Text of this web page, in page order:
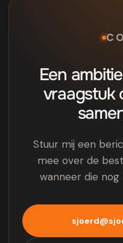
Een
vraagstuk
Stuur mij een
mee over de
wanneer die nog